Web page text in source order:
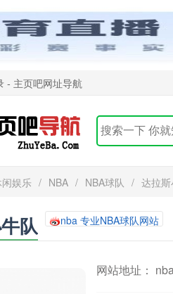
- 主页吧网址导航
娱乐 / NBA / NBA球队 / 达拉
队 nba 专业NBA球队网站
网站地址：